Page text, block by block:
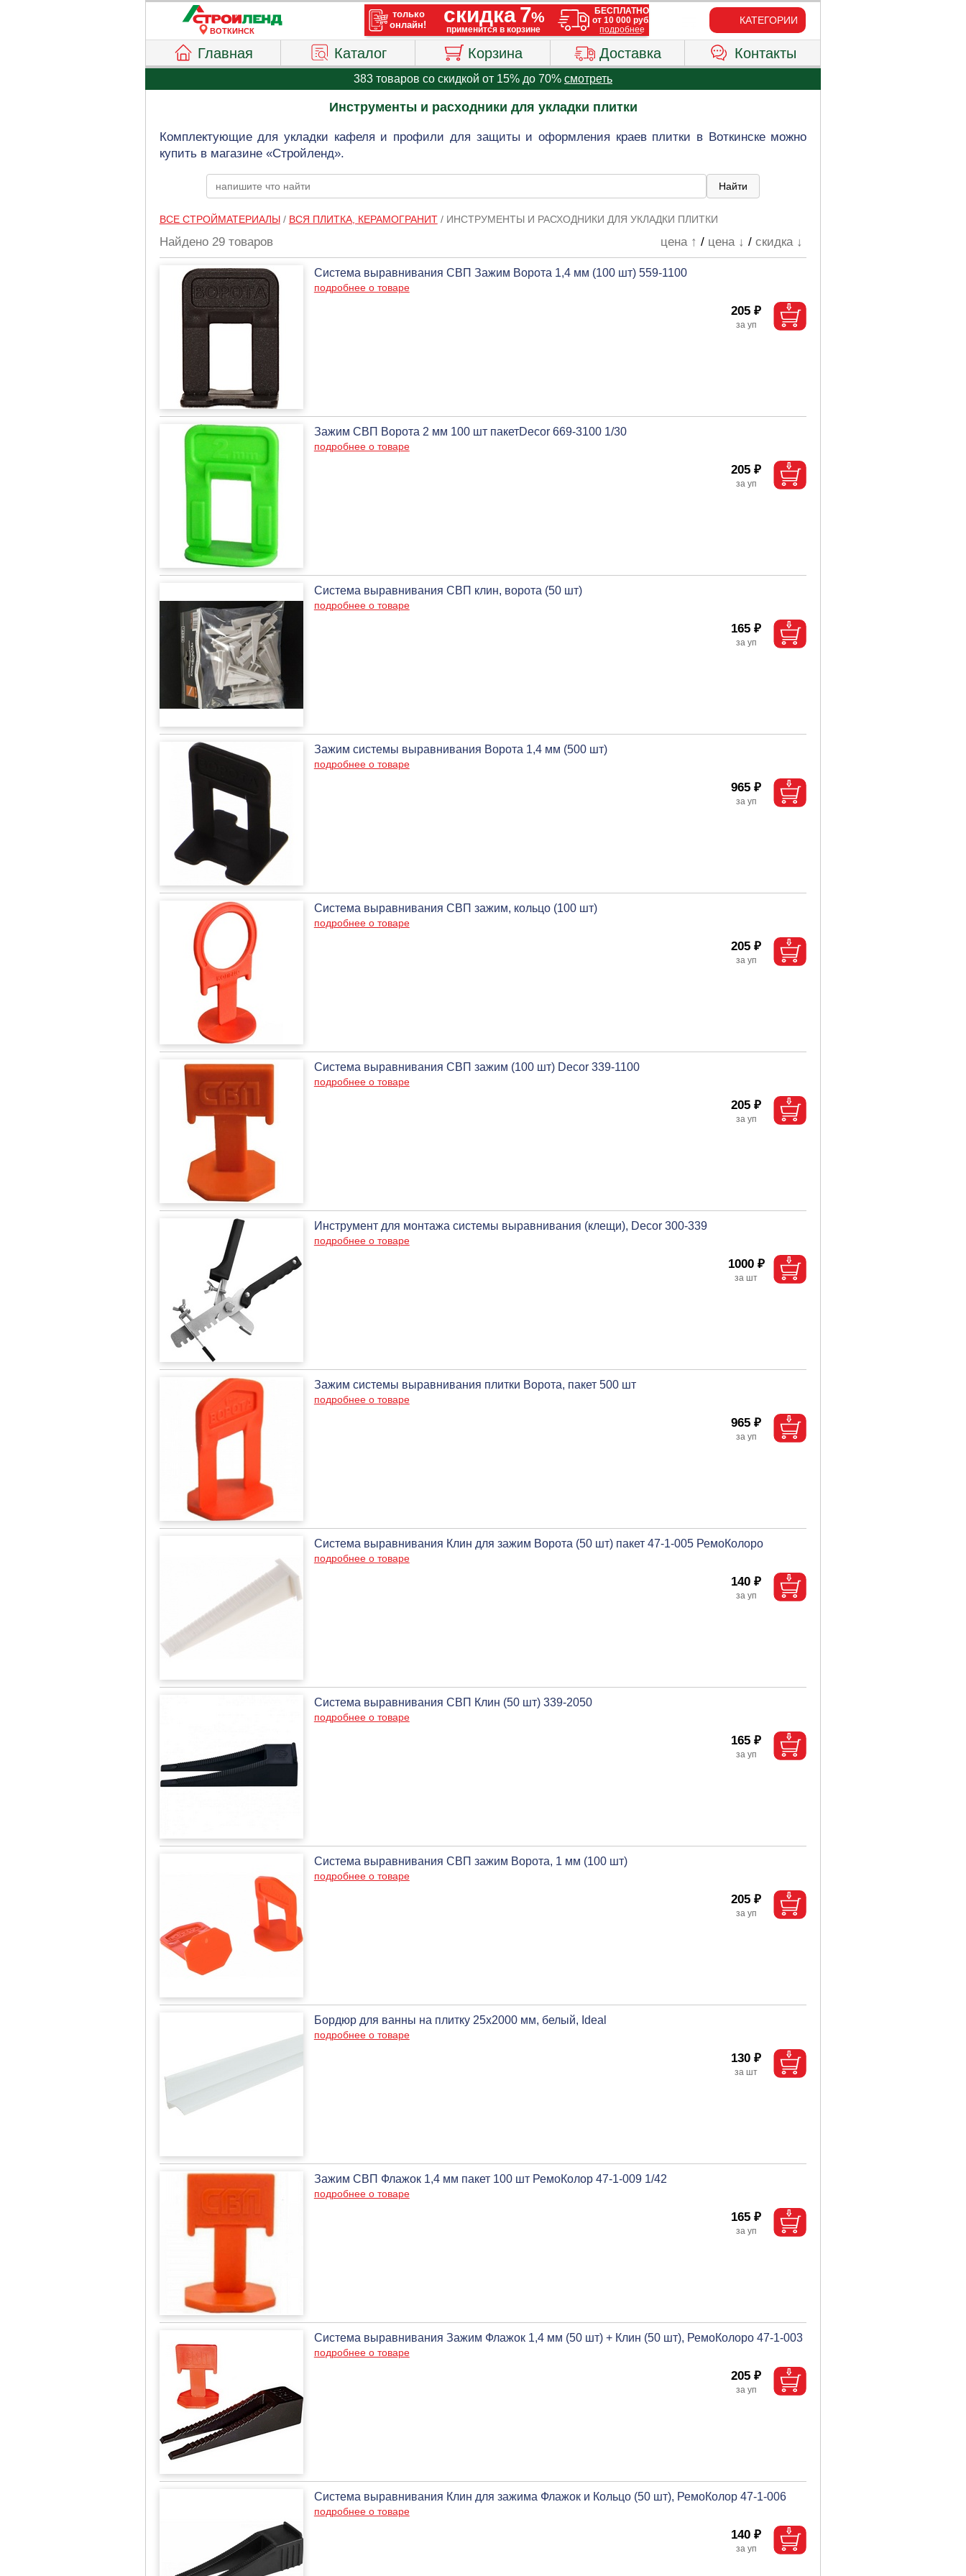
ВОТКИНСК
КАТЕГОРИИ
Главная Каталог Корзина Доставка Контакты
383 товаров со скидкой от 15% до 70% смотреть
Инструменты и расходники для укладки плитки
Комплектующие для укладки кафеля и профили для защиты и оформления краев плитки в Воткинске можно
купить в магазине «Стройленд».
ВСЕ СТРОЙМАТЕРИАЛЫ/ ВСЯ ПЛИТКА, КЕРАМОГРАНИТ/ ИНСТРУМЕНТЫ И РАСХОДНИКИ ДЛЯ УКЛАДКИ ПЛИТКИ
Найдено 29 товаров цена ↑ / цена ↓ /скидка ↓
Система выравнивания СВП Зажим Ворота 1,4 мм (100 шт) 559-1100
подробнее о товаре
205 ₽
Зажим СВП Ворота 2 мм 100 шт пакетDecor 669-3100 1/30
подробнее о товаре
205 ₽
Система выравнивания СВП клин, ворота (50 шт)
подробнее о товаре
165 ₽
Зажим системы выравнивания Ворота 1,4 мм (500 шт)
подробнее о товаре
965 ₽
Система выравнивания СВП зажим, кольцо (100 шт)
подробнее о товаре
205 ₽
Система выравнивания СВП зажим (100 шт) Decor 339-1100
подробнее о товаре
205 ₽
Инструмент для монтажа системы выравнивания (клещи), Decor 300-339
подробнее о товаре
1000 ₽
Зажим системы выравнивания плитки Ворота, пакет 500 шт
подробнее о товаре
965 ₽
Система выравнивания Клин для зажим Ворота (50 шт) пакет 47-1-005 РемоКолоро
подробнее о товаре
140 ₽
Система выравнивания СВП Клин (50 шт) 339-2050
подробнее о товаре
165 ₽
Система выравнивания СВП зажим Ворота, 1 мм (100 шт)
подробнее о товаре
205 ₽
Бордюр для ванны на плитку 25х2000 мм, белый, Ideal
подробнее о товаре
130 ₽
Зажим СВП Флажок 1,4 мм пакет 100 шт РемоКолор 47-1-009 1/42
подробнее о товаре
165 ₽
Система выравнивания Зажим Флажок 1,4 мм (50 шт) + Клин (50 шт), РемоКолоро 47-1-003
подробнее о товаре
205 ₽
Система выравнивания Клин для зажима Флажок и Кольцо (50 шт), РемоКолор 47-1-006
подробнее о товаре
140 ₽